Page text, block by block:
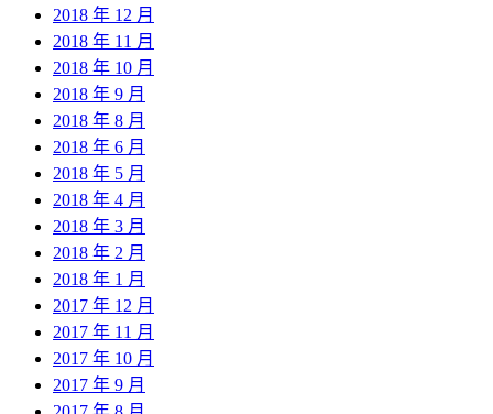
2018 年 12 月
2018 年 11 月
2018 年 10 月
2018 年 9 月
2018 年 8 月
2018 年 6 月
2018 年 5 月
2018 年 4 月
2018 年 3 月
2018 年 2 月
2018 年 1 月
2017 年 12 月
2017 年 11 月
2017 年 10 月
2017 年 9 月